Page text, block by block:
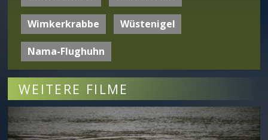
Wimkerkrabbe Wüstenigel
Nama-Flughuhn
WEITERE FILME